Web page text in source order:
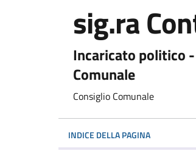
sig.ra
Incaricato politico
Comunale
Consiglio Comunale
INDICE DELLA PAGINA